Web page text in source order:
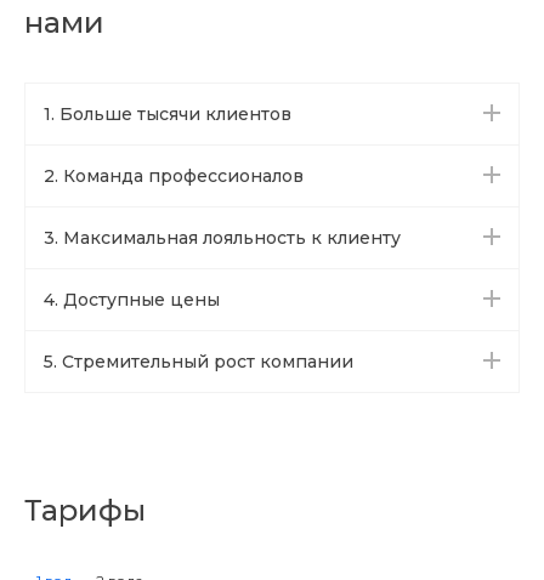
нами
1. Больше тысячи клиентов
2. Команда профессионалов
3. Максимальная лояльность к клиенту
4. Доступные цены
5. Стремительный рост компании
Тарифы